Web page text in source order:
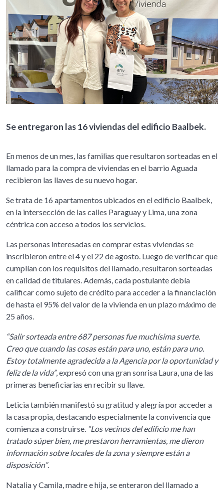
Se entregaron las 16 viviendas del edificio Baalbek.
En menos de un mes, las familias que resultaron sorteadas en el
llamado para la compra de viviendas en el barrio Aguada
recibieron las llaves de su nuevo hogar.
Se trata de 16 apartamentos ubicados en el edificio Baalbek,
en la intersección de las calles Paraguay y Lima, una zona
céntrica con acceso a todos los servicios.
Las personas interesadas en comprar estas viviendas se
inscribieron entre el 4 y el 22 de agosto. Luego de verificar que
cumplían con los requisitos del llamado, resultaron sorteadas
en calidad de titulares. Además, cada postulante debía
calificar como sujeto de crédito para acceder a la financiación
de hasta el 95% del valor de la vivienda en un plazo máximo de
25 años.
“Salir sorteada entre 687 personas fue muchísima suerte.
Creo que cuando las cosas están para uno, están para uno.
Estoy totalmente agradecida a la Agencia por la oportunidad y
feliz de la vida”, expresó con una gran sonrisa Laura, una de las
primeras beneficiarias en recibir su llave.
Leticia también manifestó su gratitud y alegría por acceder a
la casa propia, destacando especialmente la convivencia que
comienza a construirse. “Los vecinos del edificio me han
tratado súper bien, me prestaron herramientas, me dieron
información sobre locales de la zona y siempre están a
disposición”.
Natalia y Camila, madre e hija, se enteraron del llamado a